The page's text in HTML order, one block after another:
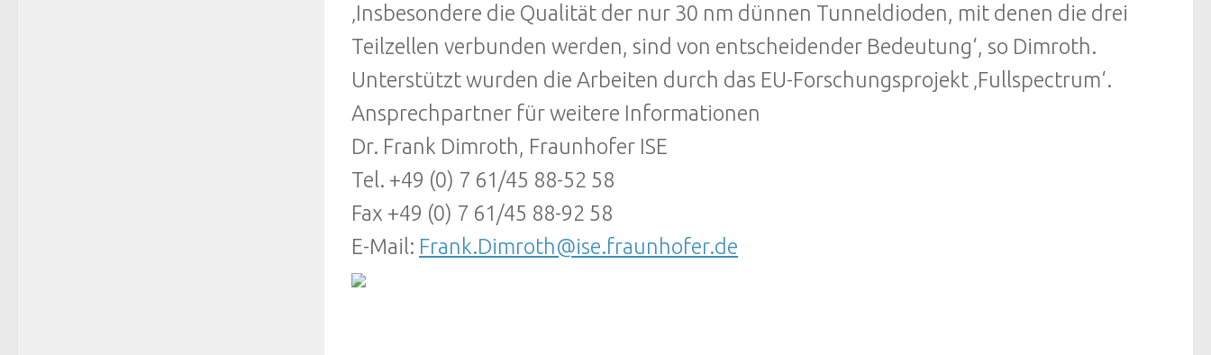
‚Insbesondere die Qualität der nur 30 nm dünnen Tunneldioden, mit denen die drei
Teilzellen verbunden werden, sind von entscheidender Bedeutung‘, so Dimroth.
Unterstützt wurden die Arbeiten durch das EU-Forschungsprojekt ‚Fullspectrum‘.
Ansprechpartner für weitere Informationen
Dr. Frank Dimroth, Fraunhofer ISE
Tel. +49 (0) 7 61/45 88-52 58
Fax +49 (0) 7 61/45 88-92 58
E-Mail: Frank.Dimroth@ise.fraunhofer.de